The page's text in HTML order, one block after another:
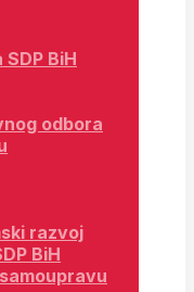
BiH
odbora
razvoj
BiH